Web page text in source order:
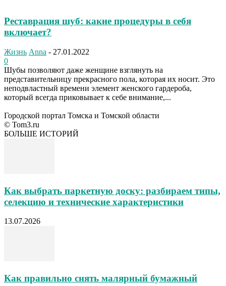
Реставрация шуб: какие процедуры в себя
включает?
Жизнь Anna - 27.01.2022
0
Шубы позволяют даже женщине взглянуть на
представительницу прекрасного пола, которая их носит. Это
неподвластный времени элемент женского гардероба,
который всегда приковывает к себе внимание,...
Городской портал Томска и Томской области
© Tom3.ru
БОЛЬШЕ ИСТОРИЙ
Как выбрать паркетную доску: разбираем типы,
селекцию и технические характеристики
13.07.2026
Как правильно снять малярный бумажный